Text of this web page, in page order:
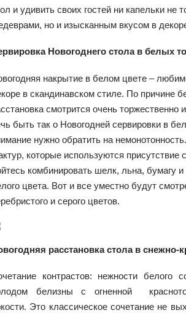
и удивить своих гостей ни капельки не
но и изысканным вкусом в
Новогоднего стола в белых
накрытие в белом цвете –
в скандинавском стиле. По причине
смотрится очень торжественно
быть так о Новогодней сервировки в
нужно обратить на
которые используются присутствие
комбинировать шелк, льна, бумагу
цвета. Вот и все уместно будут
и серого цветов.
расстановка стола в снежно-
контрастов: нежности белого
белизны с огненной
Это классическое сочетание не